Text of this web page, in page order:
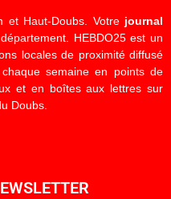
et Haut-Doubs. Votre journal
HEBDO25 est un
locales de proximité diffusé
semaine en points de
et en boîtes aux lettres sur
Doubs.